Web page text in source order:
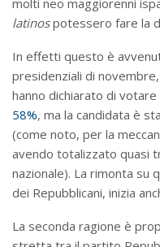
latinospotessero fare la
In effetti questo è
presidenziali di
hanno dichiarato di
58%, ma la candidata è
(come noto, per la
avendo totalizzato quasi
nazionale). La rimonta
dei Repubblicani, inizia
La seconda ragione è